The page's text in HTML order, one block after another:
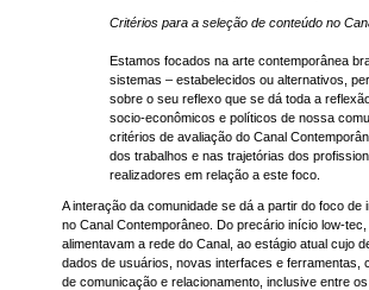
Critérios para a seleção de conteúdo no
Estamos focados na arte contemporânea
sistemas – estabelecidos ou alternativos,
sobre o seu reflexo que se dá toda a
socio-econômicos e políticos de nossa
critérios de avaliação do Canal
dos trabalhos e nas trajetórias dos
realizadores em relação a este foco.
A interação da comunidade se dá a partir do foco de
no Canal Contemporâneo. Do precário início low-
alimentavam a rede do Canal, ao estágio atual cujo
dados de usuários, novas interfaces e ferramentas,
de comunicação e relacionamento, inclusive entre